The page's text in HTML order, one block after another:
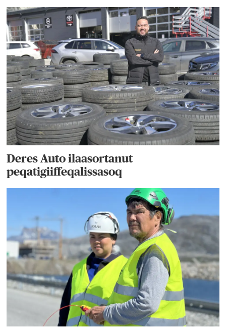
Deres Auto ilaasortanut
peqatigiiffeqalissasoq